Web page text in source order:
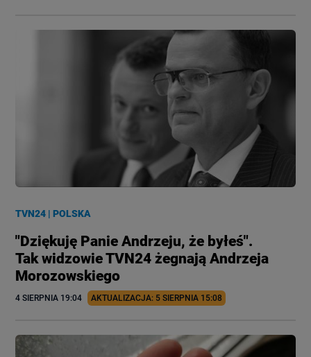
TVN24 |POLSKA
"Dziękuję Panie Andrzeju, że byłeś".
Tak widzowie TVN24 żegnają Andrzeja
Morozowskiego
4 SIERPNIA 19:04 AKTUALIZACJA: 5 SIERPNIA 15:08